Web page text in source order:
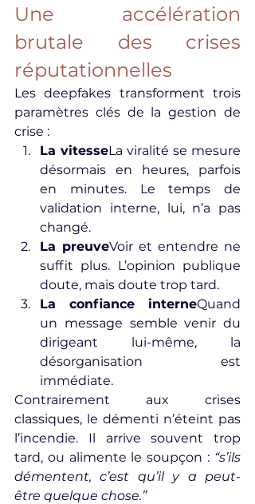
Une accélération
brutale des crises
réputationnelles
Les deepfakes transforment trois
paramètres clés de la gestion de
crise :
La vitesseLa viralité se mesure
désormais en heures, parfois
en minutes. Le temps de
validation interne, lui, n’a pas
changé.
La preuveVoir et entendre ne
suffit plus. L’opinion publique
doute, mais doute trop tard.
La confiance interneQuand
un message semble venir du
dirigeant lui-même, la
désorganisation est
immédiate.
Contrairement aux crises
classiques, le démenti n’éteint pas
l’incendie. Il arrive souvent trop
tard, ou alimente le soupçon : “s’ils
démentent, c’est qu’il y a peut-
être quelque chose.”